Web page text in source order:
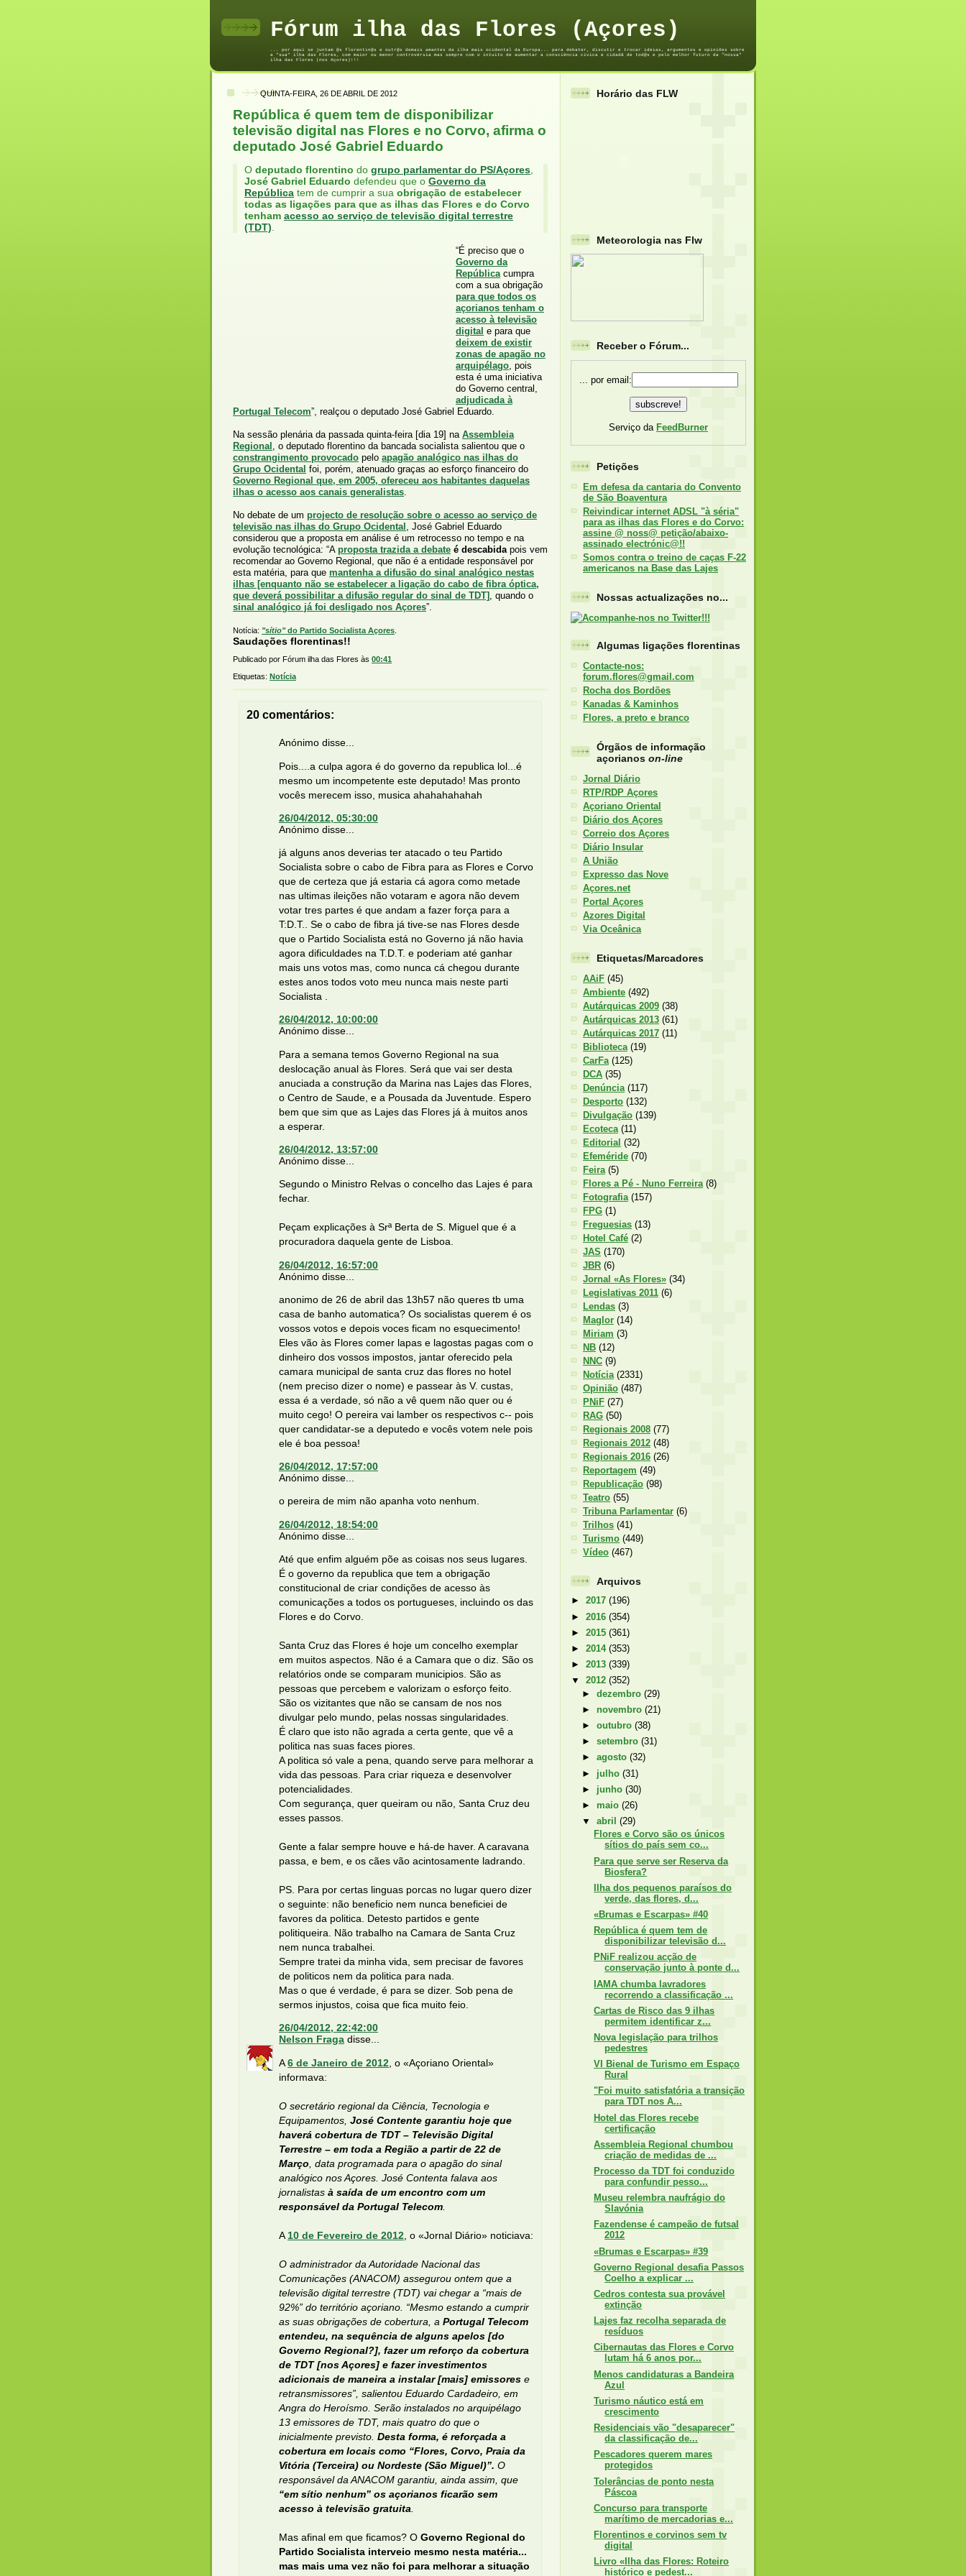
Fórum ilha das Flores (Açores)
... por aqui se juntam @s florentin@s e outr@s demais amantes da ilha mais ocidental da Europa... para debater, discutir e trocar ideias, argumentos e opiniões sobre
a "sua" ilha das Flores, com maior ou menor controvérsia mas sempre com o intuito de aumentar a consciência cívica e cidadã de tod@s e pelo melhor futuro da "nossa"
ilha das Flores (nos Açores)!!!
QUINTA-FEIRA, 26 DE ABRIL DE 2012
República é quem tem de disponibilizar
televisão digital nas Flores e no Corvo, afirma o
deputado José Gabriel Eduardo
O deputado florentino do grupo parlamentar do PS/Açores
José Gabriel Eduardo defendeu que o Governo da
República tem de cumprir a sua obrigação de estabelecer
todas as ligações para que as ilhas das Flores e do Corvo
tenham acesso ao serviço de televisão digital terrestre
(TDT)
“É preciso que o
Governo da
Repúblicacumpra
com a sua obrigação
para que todos os
açorianos tenham o
acesso à televisão
digital e para que
deixem de existir
zonas de apagão no
arquipélago, pois
esta é uma iniciativa
do Governo central,
adjudicada à
Portugal Telecom”, realçou o deputado José Gabriel Eduardo.
Na sessão plenária da passada quinta-feira [dia 19] na Assembleia
Regional , o deputado florentino da bancada socialista salientou que o
constrangimento provocado pelo apagão analógico nas ilhas do
Grupo Ocidental foi, porém, atenuado graças ao esforço financeiro do
Governo Regional que, em 2005, ofereceu aos habitantes daquelas
ilhas o acesso aos canais generalistas.
No debate de um projecto de resolução sobre o acesso ao serviço de
televisão nas ilhas do Grupo Ocidental , José Gabriel Eduardo
considerou que a proposta em análise é um retrocesso no tempo e na
evolução tecnológica: “A proposta trazida a debate é descabidapois vem
recomendar ao Governo Regional, que não é a entidade responsável por
esta matéria, para que mantenha a difusão do sinal analógico nestas
ilhas [enquanto não se estabelecer a ligação do cabo de fibra óptica,
que deverá possibilitar a difusão regular do sinal de TDT] , quando o
sinal analógico já foi desligado nos Açores”.
Notícia: "sítio"do Partido Socialista Açores
Saudações florentinas!!
Publicado por Fórum ilha das Flores às 00:41
Etiquetas: Notícia
20 comentários:
Anónimo disse...
Pois....a culpa agora é do governo da republica lol...é
mesmo um incompetente este deputado! Mas pronto
vocês merecem isso, musica ahahahahahah
26/04/2012, 05:30:00
Anónimo disse...
já alguns anos deverias ter atacado o teu Partido
Socialista sobre o cabo de Fibra para as Flores e Corvo
que de certeza que já estaria cá agora como metade
nas ultimas ileições não votaram e agora não devem
votar tres partes é que andam a fazer força para a
T:D.T.. Se o cabo de fibra já tive-se nas Flores desde
que o Partido Socialista está no Governo já não havia
agora dificuldades na T.D.T. e poderiam até ganhar
mais uns votos mas, como nunca cá chegou durante
estes anos todos voto meu nunca mais neste parti
Socialista .
26/04/2012, 10:00:00
Anónimo disse...
Para a semana temos Governo Regional na sua
deslocação anual às Flores. Será que vai ser desta
anuciada a construção da Marina nas Lajes das Flores,
o Centro de Saude, e a Pousada da Juventude. Espero
bem que sim que as Lajes das Flores já à muitos anos
a esperar.
26/04/2012, 13:57:00
Anónimo disse...
Segundo o Ministro Relvas o concelho das Lajes é para
fechar.
Peçam explicações à Srª Berta de S. Miguel que é a
procuradora daquela gente de Lisboa.
26/04/2012, 16:57:00
Anónimo disse...
anonimo de 26 de abril das 13h57 não queres tb uma
casa de banho automatica? Os socialistas querem é os
vossos votos e depois voces ficam no esquecimento!
Eles vão às Flores comer lapas e lagostas pagas com o
dinheiro dos vossos impostos, jantar oferecido pela
camara municipal de santa cruz das flores no hotel
(nem preciso dizer o nome) e passear às V. custas,
essa é a verdade, só não a vê quem não quer ou é
muito cego! O pereira vai lamber os respectivos c-- pois
quer candidatar-se a deputedo e vocês votem nele pois
ele é boa pessoa!
26/04/2012, 17:57:00
Anónimo disse...
o pereira de mim não apanha voto nenhum.
26/04/2012, 18:54:00
Anónimo disse...
Até que enfim alguém põe as coisas nos seus lugares.
É o governo da republica que tem a obrigação
constitucional de criar condições de acesso às
comunicações a todos os portugueses, incluindo os das
Flores e do Corvo.
Santa Cruz das Flores é hoje um concelho exemplar
em muitos aspectos. Não é a Camara que o diz. São os
relatórios onde se comparam municipios. São as
pessoas que percebem e valorizam o esforço feito.
São os vizitantes que não se cansam de nos nos
divulgar pelo mundo, pelas nossas singularidades.
É claro que isto não agrada a certa gente, que vê a
politica nas suas faces piores.
A politica só vale a pena, quando serve para melhorar a
vida das pessoas. Para criar riqueza e desenvolver
potencialidades.
Com segurança, quer queiram ou não, Santa Cruz deu
esses passos.
Gente a falar sempre houve e há-de haver. A caravana
passa, e bem, e os cães vão acintosamente ladrando.
PS. Para por certas linguas porcas no lugar quero dizer
o seguinte: não beneficio nem nunca beneficiei de
favores da politica. Detesto partidos e gente
politiqueira. Não trabalho na Camara de Santa Cruz
nem nunca trabalhei.
Sempre tratei da minha vida, sem precisar de favores
de politicos nem da politica para nada.
Mas o que é verdade, é para se dizer. Sob pena de
sermos injustos, coisa que fica muito feio.
26/04/2012, 22:42:00
Nelson Fraga disse...
A6 de Janeiro de 2012 , o «Açoriano Oriental»
informava:
O secretário regional da Ciência, Tecnologia e
Equipamentos, José Contente garantiu hoje que
haverá cobertura de TDT – Televisão Digital
Terrestre – em toda a Região a partir de 22 de
Março , data programada para o apagão do sinal
analógico nos Açores. José Contenta falava aos
jornalistas à saída de um encontro com um
responsável da Portugal Telecom
A 10 de Fevereiro de 2012 , o «Jornal Diário» noticiava:
O administrador da Autoridade Nacional das
Comunicações (ANACOM) assegurou ontem que a
televisão digital terrestre (TDT) vai chegar a “mais de
92%” do território açoriano. “Mesmo estando a cumprir
as suas obrigações de cobertura, a Portugal Telecom
entendeu, na sequência de alguns apelos [do
Governo Regional?], fazer um reforço da cobertura
de TDT [nos Açores] e fazer investimentos
adicionais de maneira a instalar [mais] emissores e
retransmissores”, salientou Eduardo Cardadeiro, em
Angra do Heroísmo. Serão instalados no arquipélago
13 emissores de TDT, mais quatro do que o
inicialmente previsto. Desta forma, é reforçada a
cobertura em locais como “Flores, Corvo, Praia da
Vitória (Terceira) ou Nordeste (São Miguel)”. O
responsável da ANACOM garantiu, ainda assim, que
“em sítio nenhum” os açorianos ficarão sem
acesso à televisão gratuita
Mas afinal em que ficamos? O Governo Regional do
Partido Socialista interveio mesmo nesta matéria...
mas mais uma vez não foi para melhorar a situação
Horário das FLW
Meteorologia nas Flw
Receber o Fórum...
... por email:
Serviço da FeedBurner
Petições
Em defesa da cantaria do Convento
de São Boaventura
Reivindicar internet ADSL "à séria"
para as ilhas das Flores e do Corvo:
assine @ noss@ petição/abaixo-
assinado electrónic@!!
Somos contra o treino de caças F-22
americanos na Base das Lajes
Nossas actualizações no...
Algumas ligações florentinas
Contacte-nos:
forum.flores@gmail.com
Rocha dos Bordões
Kanadas & Kaminhos
Flores, a preto e branco
Órgãos de informação
açorianos on-line
Jornal Diário
RTP/RDP Açores
Açoriano Oriental
Diário dos Açores
Correio dos Açores
Diário Insular
A União
Expresso das Nove
Açores.net
Portal Açores
Azores Digital
Via Oceânica
Etiquetas/Marcadores
AAiF (45)
Ambiente (492)
Autárquicas 2009 (38)
Autárquicas 2013 (61)
Autárquicas 2017 (11)
Biblioteca (19)
CarFa (125)
DCA (35)
Denúncia (117)
Desporto (132)
Divulgação (139)
Ecoteca (11)
Editorial (32)
Efeméride (70)
Feira (5)
Flores a Pé - Nuno Ferreira (8)
Fotografia (157)
FPG (1)
Freguesias (13)
Hotel Café (2)
JAS (170)
JBR (6)
Jornal «As Flores» (34)
Legislativas 2011 (6)
Lendas (3)
Maglor (14)
Miriam (3)
NB (12)
NNC (9)
Notícia (2331)
Opinião (487)
PNiF (27)
RAG (50)
Regionais 2008 (77)
Regionais 2012 (48)
Regionais 2016 (26)
Reportagem (49)
Republicação (98)
Teatro (55)
Tribuna Parlamentar (6)
Trilhos (41)
Turismo (449)
Vídeo (467)
Arquivos
► 2017 (196)
► 2016 (354)
► 2015 (361)
► 2014 (353)
► 2013 (339)
▼ 2012 (352)
►dezembro(29)
► novembro(21)
►outubro(38)
►setembro(31)
►agosto(32)
► julho(31)
► junho(30)
► maio(26)
▼abril(29)
Flores e Corvo são os únicos
sítios do país sem co...
Para que serve ser Reserva da
Biosfera?
Ilha dos pequenos paraísos do
verde, das flores, d...
«Brumas e Escarpas» #40
República é quem tem de
disponibilizar televisão d...
PNiF realizou acção de
conservação junto à ponte d...
IAMA chumba lavradores
recorrendo a classificação ...
Cartas de Risco das 9 ilhas
permitem identificar z...
Nova legislação para trilhos
pedestres
VI Bienal de Turismo em Espaço
Rural
"Foi muito satisfatória a transição
para TDT nos A...
Hotel das Flores recebe
certificação
Assembleia Regional chumbou
criação de medidas de ...
Processo da TDT foi conduzido
para confundir pesso...
Museu relembra naufrágio do
Slavónia
Fazendense é campeão de futsal
2012
«Brumas e Escarpas» #39
Governo Regional desafia Passos
Coelho a explicar ...
Cedros contesta sua provável
extinção
Lajes faz recolha separada de
resíduos
Cibernautas das Flores e Corvo
lutam há 6 anos por...
Menos candidaturas a Bandeira
Azul
Turismo náutico está em
crescimento
Residenciais vão "desaparecer"
da classificação de...
Pescadores querem mares
protegidos
Tolerâncias de ponto nesta
Páscoa
Concurso para transporte
marítimo de mercadorias e...
Florentinos e corvinos sem tv
digital
Livro «Ilha das Flores: Roteiro
histórico e pedest...